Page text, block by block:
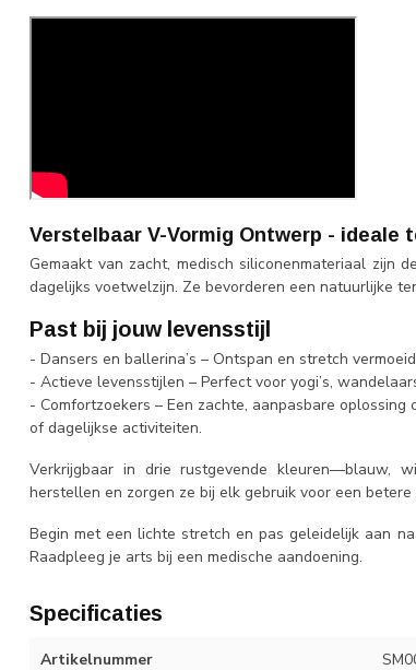
Verstelbaar V-Vormig Ontwerp - ideale
Gemaakt van zacht, medisch siliconenmateriaal zijn
dagelijks voetwelzijn. Ze bevorderen een natuurlijke
Past bij jouw levensstijl
- Dansers en ballerina’s – Ontspan en stretch
- Actieve levensstijlen – Perfect voor yogi’s,
- Comfortzoekers – Een zachte, aanpasbare
of dagelijkse activiteiten.
Verkrijgbaar in drie rustgevende kleuren—blauw,
herstellen en zorgen ze bij elk gebruik voor een
Begin met een lichte stretch en pas geleidelijk aan
Raadpleeg je arts bij een medische aandoening.
Specificaties
Artikelnummer